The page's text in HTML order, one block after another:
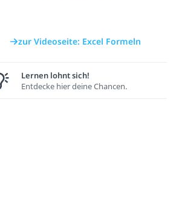
zur Videoseite: Excel Formeln
Lernen lohnt sich!
Entdecke hier deine Chancen.